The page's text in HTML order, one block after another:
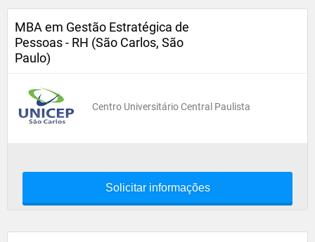
MBA em Gestão Estratégica de
Pessoas - RH (São Carlos, São
Paulo)
Centro Universitário Central Paulista
Solicitar informações